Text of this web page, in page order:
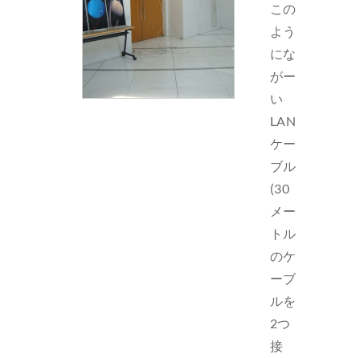
この
よう
にな
がー
い
LAN
ケー
ブル
(30
メー
トル
のケ
ーブ
ルを
2つ
接